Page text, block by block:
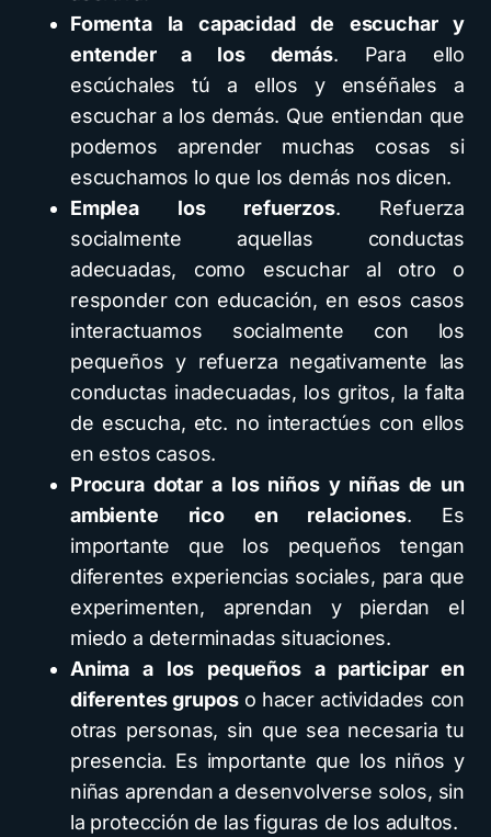
Fomenta la capacidad de escuchar y
entender a los demás. Para ello
escúchales tú a ellos y enséñales a
escuchar a los demás. Que entiendan que
podemos aprender muchas cosas si
escuchamos lo que los demás nos dicen.
Emplea los refuerzos. Refuerza
socialmente aquellas conductas
adecuadas, como escuchar al otro o
responder con educación, en esos casos
interactuamos socialmente con los
pequeños y refuerza negativamente las
conductas inadecuadas, los gritos, la falta
de escucha, etc. no interactúes con ellos
en estos casos.
Procura dotar a los niños y niñas de un
ambiente rico en relaciones. Es
importante que los pequeños tengan
diferentes experiencias sociales, para que
experimenten, aprendan y pierdan el
miedo a determinadas situaciones.
Anima a los pequeños a participar en
diferentes gruposo hacer actividades con
otras personas, sin que sea necesaria tu
presencia. Es importante que los niños y
niñas aprendan a desenvolverse solos, sin
la protección de las figuras de los adultos.